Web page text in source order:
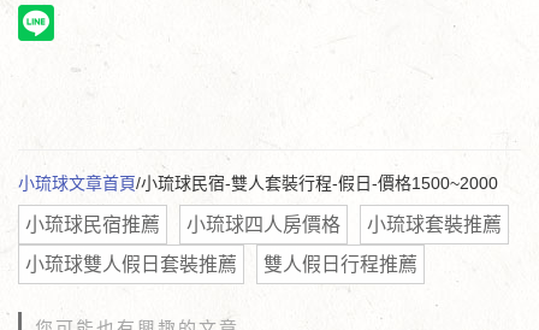
小琉球文章首頁/小琉球民宿-雙人套裝行程-假日-價格1500~2000
小琉球民宿推薦 小琉球四人房價格
小琉球套裝推薦
小琉球雙人假日套裝推薦
雙人假日行程推薦